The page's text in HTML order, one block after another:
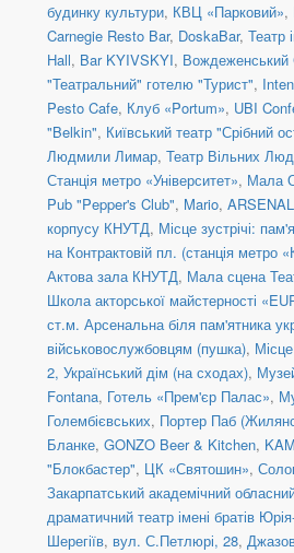
будинку культури, КВЦ «Парковий»,
Carnegie Resto Bar, DoskaBar, Театр
Hall, Bar KYIVSKYI, Вождеженський
"Театральний" готелю "Турист",
Pesto Cafe, Клуб «Portum», UBI
"Belkin", Київський театр "Срібний
Людмили Лимар, Театр Вільних
Станція метро «Університет», Мала
Pub "Pepper's Club", Mario,
корпусу КНУТД, Місце зустрічі:
на Контрактовій пл. (станція метро
Актова зала КНУТД, Мала сцена
Школа акторської майстерності
ст.м. Арсенальна біля пам'ятника
військовослужбовцям (пушка),
2, Український дім (на сходах),
Fontana, Готель «Прем'єр Палас»,
Голембієвських, Портер Паб
Бланке, GONZO Beer & Kitchen,
"Блокбастер", ЦК «Святошин»,
Закарпатський академічний
драматичний театр імені братів
Шерегіїв, вул. С.Петлюрі, 28,